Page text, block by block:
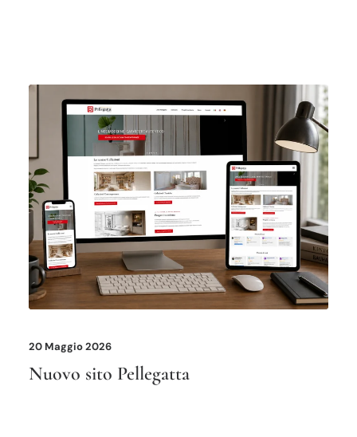
20 Maggio 2026
Nuovo sito Pellegatta